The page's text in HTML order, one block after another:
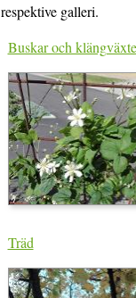
galleri.
Buskar och
Träd